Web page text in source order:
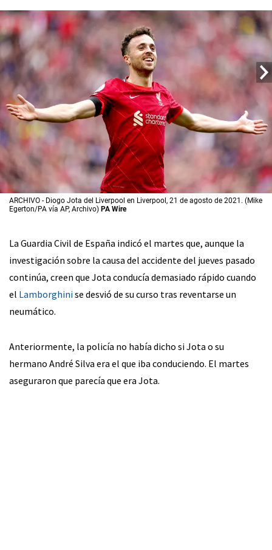
ARCHIVO - Diogo Jota del Liverpool en Liverpool, 21 de agosto de 2021. (Mike
Egerton/PA vía AP, Archivo) PA Wire
La Guardia Civil de España indicó el martes que, aunque la
investigación sobre la causa del accidente del jueves pasado
continúa, creen que Jota conducía demasiado rápido cuando
el Lamborghinise desvió de su curso tras reventarse un
neumático.
Anteriormente, la policía no había dicho si Jota o su
hermano André Silva era el que iba conduciendo. El martes
aseguraron que parecía que era Jota.